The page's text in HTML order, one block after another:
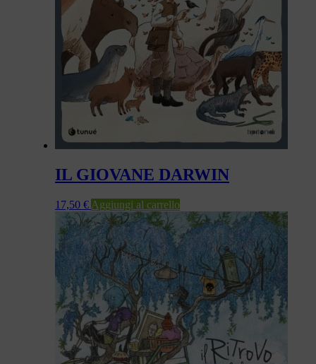
IL GIOVANE DARWIN
17,50 € Aggiungi al carrello